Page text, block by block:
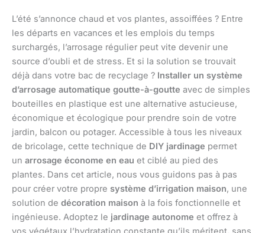
L’été s’annonce chaud et vos plantes, assoiffées ? Entre
les départs en vacances et les emplois du temps
surchargés, l’arrosage régulier peut vite devenir une
source d’oubli et de stress. Et si la solution se trouvait
déjà dans votre bac de recyclage ? Installer un système
d’arrosage automatique goutte-à-goutte avec de simples
bouteilles en plastique est une alternative astucieuse,
économique et écologique pour prendre soin de votre
jardin, balcon ou potager. Accessible à tous les niveaux
de bricolage, cette technique de DIY jardinage permet
un arrosage économe en eau et ciblé au pied des
plantes. Dans cet article, nous vous guidons pas à pas
pour créer votre propre système d’irrigation maison, une
solution de décoration maison à la fois fonctionnelle et
ingénieuse. Adoptez le jardinage autonome et offrez à